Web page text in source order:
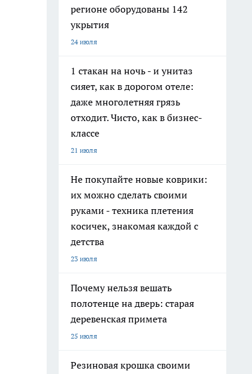
регионе оборудованы 142
укрытия
24 июля
1 стакан на ночь - и унитаз
сияет, как в дорогом отеле:
даже многолетняя грязь
отходит. Чисто, как в бизнес-
классе
21 июля
Не покупайте новые коврики:
их можно сделать своими
руками - техника плетения
косичек, знакомая каждой с
детства
23 июля
Почему нельзя вешать
полотенце на дверь: старая
деревенская примета
25 июля
Резиновая крошка своими